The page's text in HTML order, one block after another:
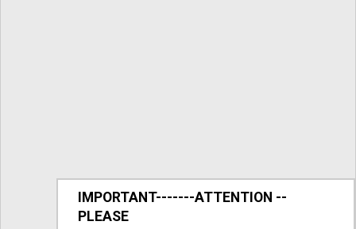
IMPORTANT-------ATTENTION --
PLEASE